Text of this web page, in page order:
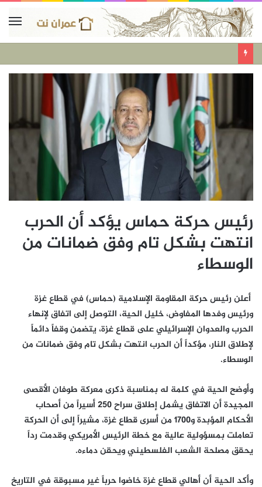
رئيس حركة حماس يؤكد أن الحرب
انتهت بشكل تام وفق ضمانات من
الوسطاء
أعلن رئيس حركة المقاومة الإسلامية (حماس) في قطاع غزة
ورئيس وفدها المفاوض، خليل الحية، التوصل إلى اتفاق لإنهاء
الحرب والعدوان الإسرائيلي على قطاع غزة، يتضمن وقفاً دائماً
لإطلاق النار، مؤكداً أن الحرب انتهت بشكل تام وفق ضمانات من
الوسطاء.
وأوضح الحية في كلمة له بمناسبة ذكرى معركة طوفان الأقصى
المجيدة أن الاتفاق يشمل إطلاق سراح 250 أسيراً من أصحاب
الأحكام المؤبدة و1700 من أسرى قطاع غزة، مشيراً إلى أن الحركة
تعاملت بمسؤولية عالية مع خطة الرئيس الأمريكي وقدمت رداً
يحقق مصلحة الشعب الفلسطيني ويحقن دماءه.
وأكد الحية أن أهالي قطاع غزة خاضوا حرباً غير مسبوقة في التاريخ